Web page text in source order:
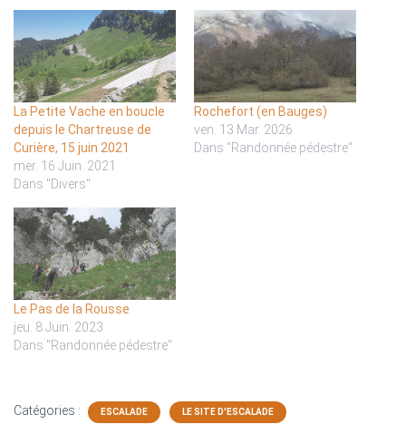
La Petite Vache en boucle
depuis le Chartreuse de
Curière, 15 juin 2021
mer. 16 Juin. 2021
Dans "Divers"
Rochefort (en Bauges)
ven. 13 Mar. 2026
Dans "Randonnée pédestre"
Le Pas de la Rousse
jeu. 8 Juin. 2023
Dans "Randonnée pédestre"
Catégories : ESCALADE LE SITE D'ESCALADE